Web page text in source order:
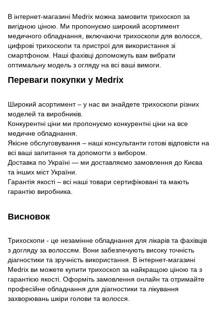
В інтернет-магазині Medrix можна замовити трихоскоп за
вигідною ціною. Ми пропонуємо широкий асортимент
медичного обладнання, включаючи трихоскопи для волосся,
цифрові трихоскопи та пристрої для використання зі
смартфоном. Наші фахівці допоможуть вам вибрати
оптимальну модель з огляду на всі ваші вимоги.
Переваги покупки у Medrix
Широкий асортимент – у нас ви знайдете трихоскопи різних
моделей та виробників.
Конкурентні ціни ми пропонуємо конкурентні ціни на все
медичне обладнання.
Якісне обслуговування – наші консультанти готові відповісти на
всі ваші запитання та допомогти з вибором.
Доставка по Україні — ми доставляємо замовлення до Києва
та інших міст України.
Гарантія якості – всі наші товари сертифіковані та мають
гарантію виробника.
Висновок
Трихоскопи - це незамінне обладнання для лікарів та фахівців
з догляду за волоссям. Вони забезпечують високу точність
діагностики та зручність використання. В інтернет-магазині
Medrix ви можете купити трихоскоп за найкращою ціною та з
гарантією якості. Оформіть замовлення онлайн та отримайте
професійне обладнання для діагностики та лікування
захворювань шкіри голови та волосся.